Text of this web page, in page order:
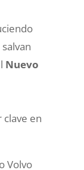
Nuevo
en
Volvo